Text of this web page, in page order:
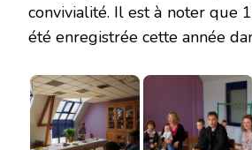
convivialité. Il est à noter que
été enregistrée cette année